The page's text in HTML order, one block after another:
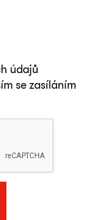
údajů
se zasíláním